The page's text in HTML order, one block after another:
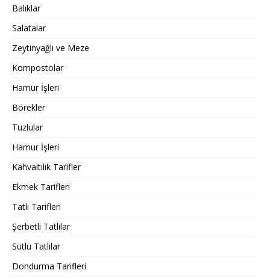
Balıklar
Salatalar
Zeytinyağlı ve Meze
Kompostolar
Hamur İşleri
Börekler
Tuzlular
Hamur İşleri
Kahvaltılık Tarifler
Ekmek Tarifleri
Tatlı Tarifleri
Şerbetli Tatlılar
Sütlü Tatlılar
Dondurma Tarifleri